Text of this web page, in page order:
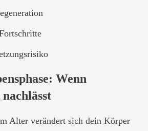
Wenn
Alter verändert sich dein Körper